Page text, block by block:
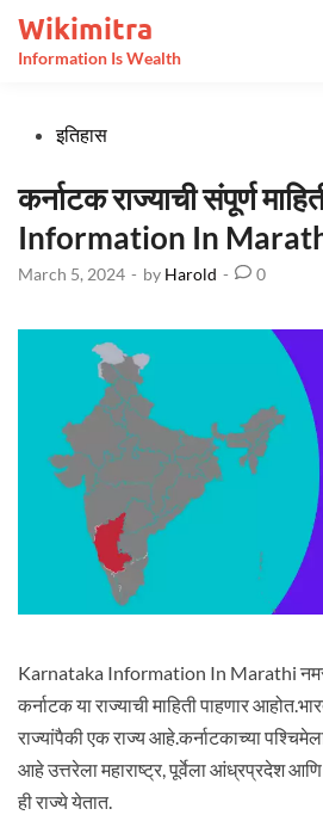
content
Wikimitra
Information Is Wealth
Postedइतिहास
कर्नाटक राज्याची संपूर्ण
Information In
March 5, 2024 - by Harold - 0
Karnataka Information In Marathi
कर्नाटक या राज्याची माहिती पाहणार
राज्यांपैकी एक राज्य आहे.कर्नाटकाच्या
आहे उत्तरेला महाराष्ट्र, पूर्वेला आंध्रप्रदेश
ही राज्ये येतात.